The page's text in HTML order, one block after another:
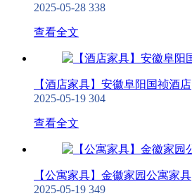
2025-05-28 338
查看全文
【酒店家具】安徽阜阳国祯酒店
2025-05-19 304
查看全文
【公寓家具】金徽家园公寓家具
2025-05-19 349